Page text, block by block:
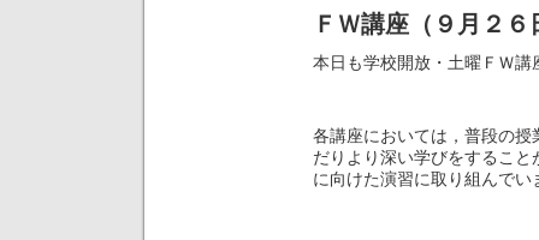
ＦＷ講座（９月２６
本日も学校開放・土曜ＦＷ講
各講座においては，普段の
だりより深い学びをするこ
に向けた演習に取り組んでい